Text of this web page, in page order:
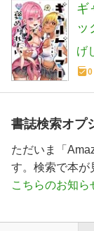
ギ
ッ
げ
0
書誌検索オプ
ただいま「
す。検索で本が
こちらのお知ら